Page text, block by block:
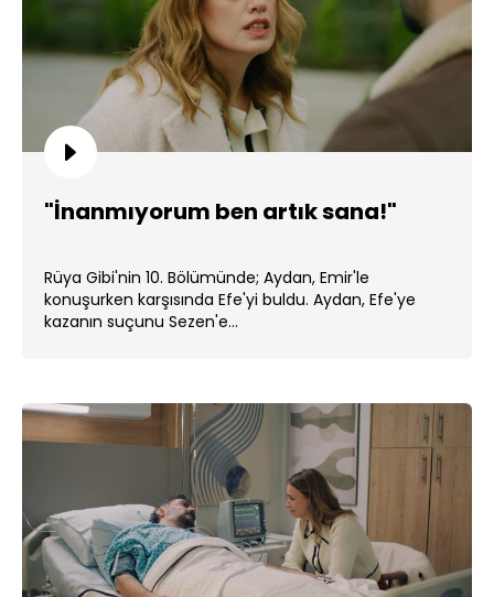
"İnanmıyorum ben artık sana!"
Rüya Gibi'nin 10. Bölümünde; Aydan, Emir'le
konuşurken karşısında Efe'yi buldu. Aydan, Efe'ye
kazanın suçunu Sezen'e...